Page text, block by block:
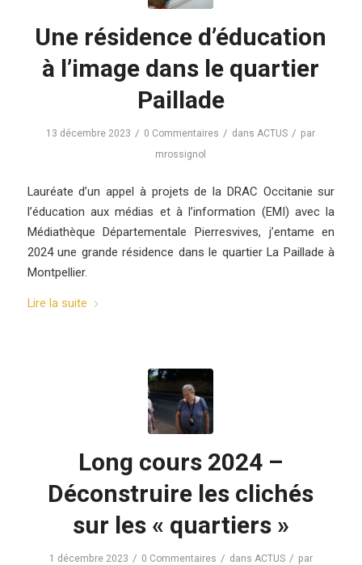
Une résidence d’éducation
à l’image dans le quartier
Paillade
13 décembre 2023 / 0 Commentaires / dansACTUS / par
mrossignol
Lauréate d’un appel à projets de la DRAC Occitanie sur
l’éducation aux médias et à l’information (EMI) avec la
Médiathèque Départementale Pierresvives, j’entame en
2024 une grande résidence dans le quartier La Paillade à
Montpellier.
Lire la suite
Long cours 2024 –
Déconstruire les clichés
sur les « quartiers »
1 décembre 2023 / 0 Commentaires / dans ACTUS / par